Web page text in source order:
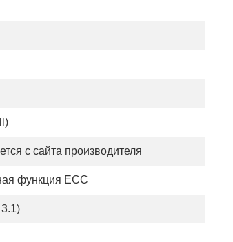
с сайта производителя
функция ECC